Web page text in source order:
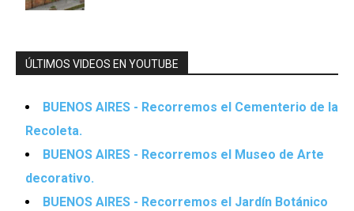
ÚLTIMOS VIDEOS EN YOUTUBE
BUENOS AIRES - Recorremos el Cementerio de la
Recoleta.
BUENOS AIRES - Recorremos el Museo de Arte
decorativo.
BUENOS AIRES - Recorremos el Jardín Botánico